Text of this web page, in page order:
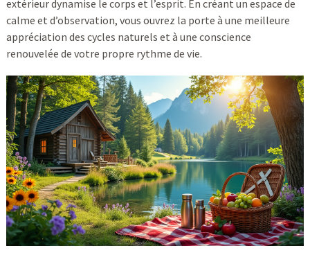
extérieur dynamise le corps et l’esprit. En créant un espace de
calme et d’observation, vous ouvrez la porte à une meilleure
appréciation des cycles naturels et à une conscience
renouvelée de votre propre rythme de vie.